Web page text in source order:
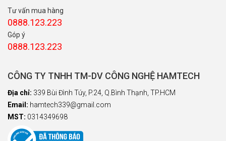
Tư vấn mua hàng
0888.123.223
Góp ý
0888.123.223
CÔNG TY TNHH TM-DV CÔNG NGHỆ HAMTECH
Địa chỉ: 339 Bùi Đình Túy, P.24, Q.Bình Thạnh, TP.HCM
Email: hamtech339@gmail.com
MST: 0314349698